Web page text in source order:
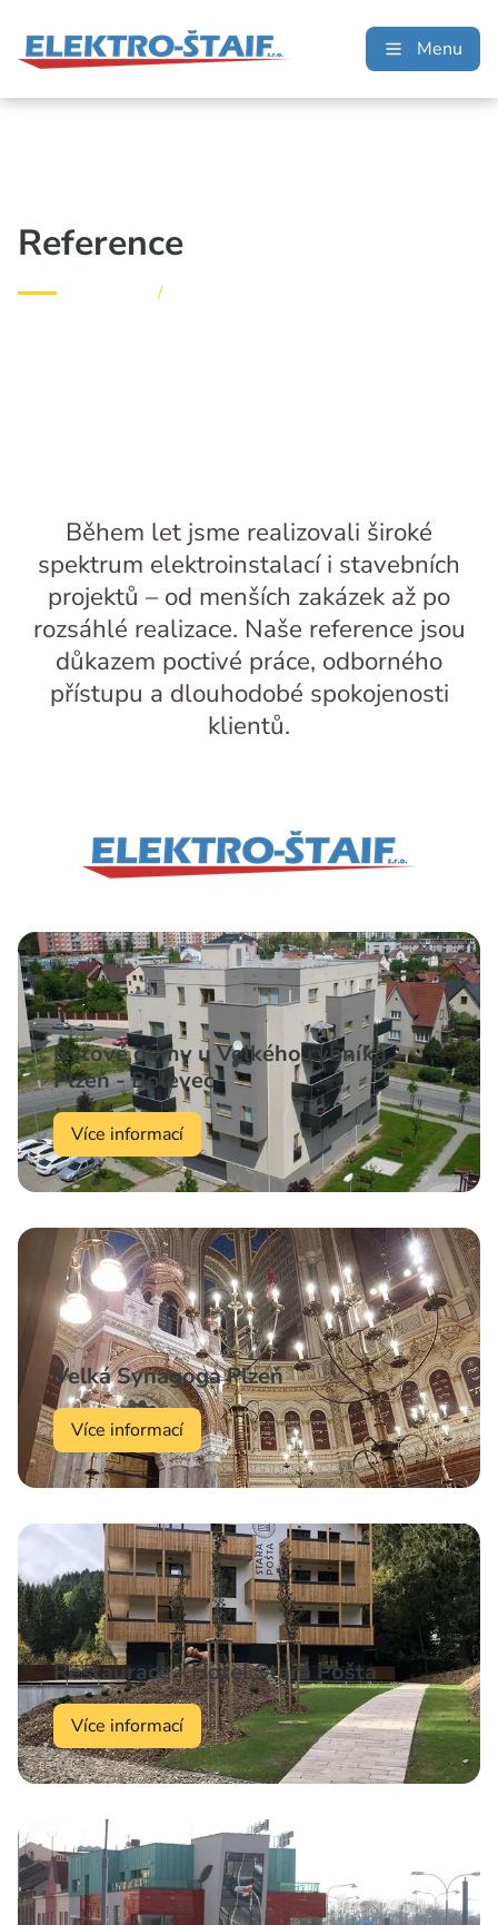
Menu
Reference
/
Během let jsme realizovali široké
spektrum elektroinstalací i stavebních
projektů – od menších zakázek až po
rozsáhlé realizace. Naše reference jsou
důkazem poctivé práce, odborného
přístupu a dlouhodobé spokojenosti
klientů.
Bytové domy u Velkého rybníka,
Plzeň - Bolevec
Více informací
Velká Synagoga Plzeň
Více informací
Restaurace - Hotel Stará Pošta
Více informací